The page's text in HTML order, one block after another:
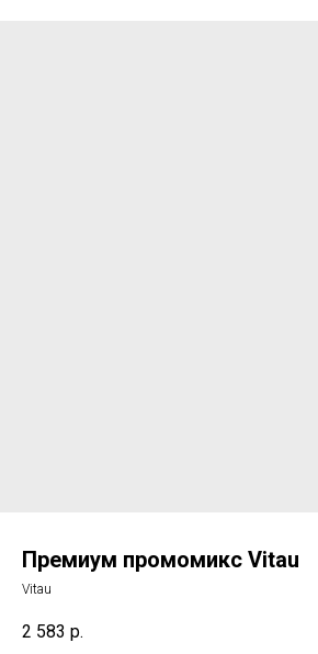
Премиум промомикс Vitau
Vitau
2 583 р.